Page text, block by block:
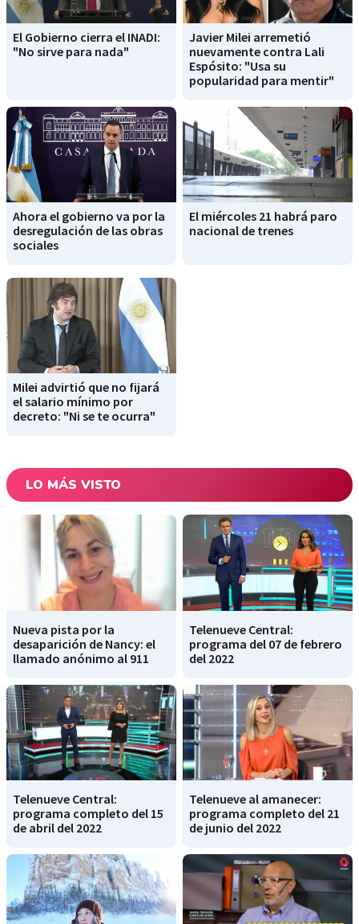
El Gobierno cierra el INADI:
"No sirve para nada"
Javier Milei arremetió
nuevamente contra Lali
Espósito: "Usa su
popularidad para mentir"
Ahora el gobierno va por la
desregulación de las obras
sociales
El miércoles 21 habrá paro
nacional de trenes
Milei advirtió que no fijará
el salario mínimo por
decreto: "Ni se te ocurra"
LO MÁS VISTO
Nueva pista por la
desaparición de Nancy: el
llamado anónimo al 911
Telenueve Central:
programa del 07 de febrero
del 2022
Telenueve Central:
programa completo del 15
de abril del 2022
Telenueve al amanecer:
programa completo del 21
de junio del 2022